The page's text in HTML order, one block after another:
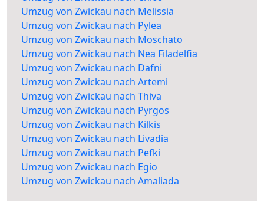
Umzug von Zwickau nach Melissia
Umzug von Zwickau nach Pylea
Umzug von Zwickau nach Moschato
Umzug von Zwickau nach Nea Filadelfia
Umzug von Zwickau nach Dafni
Umzug von Zwickau nach Artemi
Umzug von Zwickau nach Thiva
Umzug von Zwickau nach Pyrgos
Umzug von Zwickau nach Kilkis
Umzug von Zwickau nach Livadia
Umzug von Zwickau nach Pefki
Umzug von Zwickau nach Egio
Umzug von Zwickau nach Amaliada